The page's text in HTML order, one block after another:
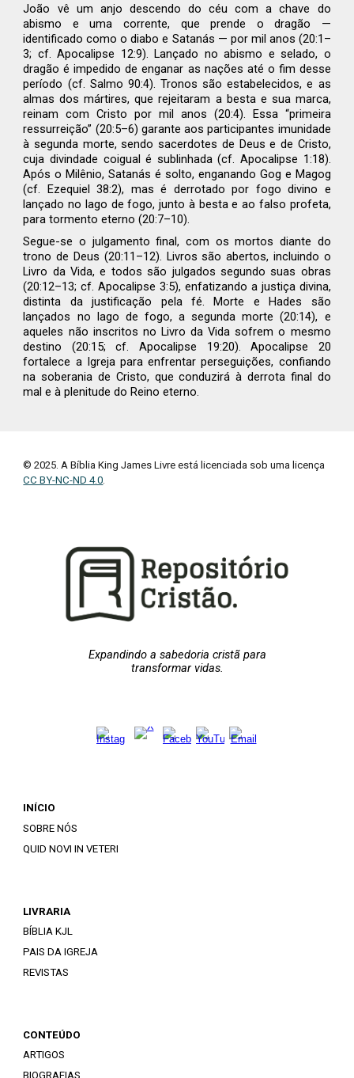
João vê um anjo descendo do céu com a chave do
abismo e uma corrente, que prende o dragão —
identificado como o diabo e Satanás — por mil anos (20:1–
3; cf. Apocalipse 12:9). Lançado no abismo e selado, o
dragão é impedido de enganar as nações até o fim desse
período (cf. Salmo 90:4). Tronos são estabelecidos, e as
almas dos mártires, que rejeitaram a besta e sua marca,
reinam com Cristo por mil anos (20:4). Essa “primeira
ressurreição” (20:5–6) garante aos participantes imunidade
à segunda morte, sendo sacerdotes de Deus e de Cristo,
cuja divindade coigual é sublinhada (cf. Apocalipse 1:18).
Após o Milênio, Satanás é solto, enganando Gog e Magog
(cf. Ezequiel 38:2), mas é derrotado por fogo divino e
lançado no lago de fogo, junto à besta e ao falso profeta,
para tormento eterno (20:7–10).
Segue-se o julgamento final, com os mortos diante do
trono de Deus (20:11–12). Livros são abertos, incluindo o
Livro da Vida, e todos são julgados segundo suas obras
(20:12–13; cf. Apocalipse 3:5), enfatizando a justiça divina,
distinta da justificação pela fé. Morte e Hades são
lançados no lago de fogo, a segunda morte (20:14), e
aqueles não inscritos no Livro da Vida sofrem o mesmo
destino (20:15; cf. Apocalipse 19:20). Apocalipse 20
fortalece a Igreja para enfrentar perseguições, confiando
na soberania de Cristo, que conduzirá à derrota final do
mal e à plenitude do Reino eterno.
© 2025. A Bíblia King James Livre está licenciada sob uma licença
CC BY-NC-ND 4.0.
Expandindo a sabedoria cristã para
transformar vidas.
INÍCIO
SOBRE NÓS
QUID NOVI IN VETERI
LIVRARIA
BÍBLIA KJL
PAIS DA IGREJA
REVISTAS
CONTEÚDO
ARTIGOS
BIOGRAFIAS